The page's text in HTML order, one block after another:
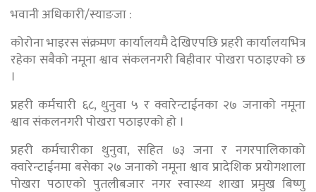
भवानी अधिकारी/स्याङजा :
कोरोना भाइरस संक्रमण कार्यालयमै देखिएपछि प्रहरी कार्यालयभित्र
रहेका सबैको नमूना श्वाव संकलनगरी बिहीवार पोखरा पठाइएको छ
।
प्रहरी कर्मचारी ६८, थुनुवा ५ र क्वारेन्टाईनका २७ जनाको नमूना
श्वाव संकलनगरी पोखरा पठाइएको हो ।
प्रहरी कर्मचारीका थुनुवा, सहित ७३ जना र नगरपालिकाको
क्वारेन्टाईनमा बसेका २७ जनाको नमूना श्वाव प्रादेशिक प्रयोगशाला
पोखरा पठाएको पुतलीबजार नगर स्वास्थ्य शाखा प्रमुख बिष्णु